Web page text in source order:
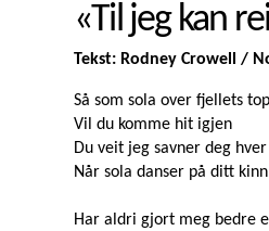
«Til jeg kan
Tekst: Rodney Crowell /
Så som sola over fjellets
Vil du komme hit igjen
Du veit jeg savner deg
Når sola danser på ditt kinn
Har aldri gjort meg bedre